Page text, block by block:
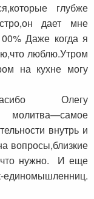
глубже
дает мне
Даже когда я
люблю.Утром
на кухне могу
Олегу
молитва—самое
внутрь и
вопросы,близкие
нужно. И еще